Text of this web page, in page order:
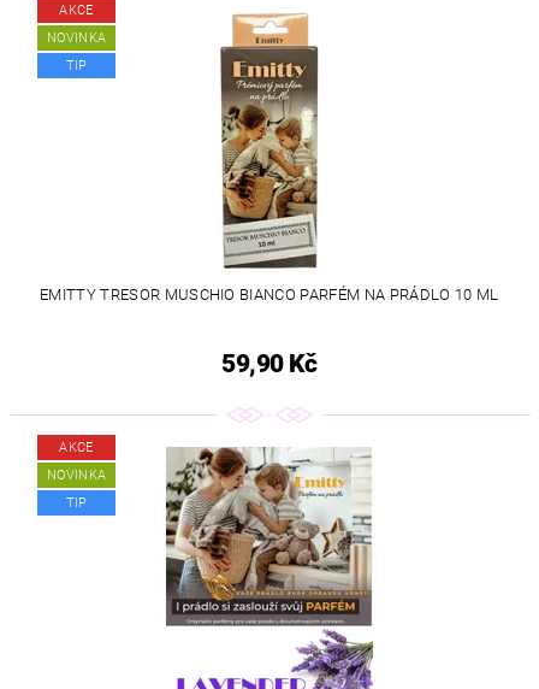
AKCE
NOVINKA
TIP
EMITTY TRESOR MUSCHIO BIANCO PARFÉM NA PRÁDLO 10 ML
59,90 Kč
AKCE
NOVINKA
TIP